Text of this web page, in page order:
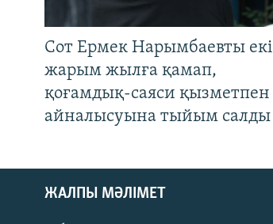
Сот Ермек Нарымбаевты екі
жарым жылға қамап,
қоғамдық-саяси қызметпен
айналысуына тыйым салды
ЖАЛПЫ МӘЛІМЕТ